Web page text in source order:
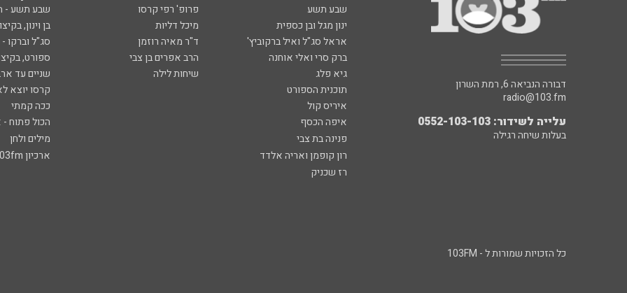
שבע תשע פרופ' רפי קרסו
שבע תשע -
ינון מגל ובן כספית
מיכל דליות
בן וינון,
אראל סג"ל ואיל ברקוביץ'
ד"ר מאיה רוזמן
סג"ל וברקו
ברק סרי ואלי אוחנה
הרב אפרים בן צבי
ספורט,
גיא פלג
שיחות לילה
שניים עד
תוכנית הספורט
קרסו יוצא
איריס קול
ככה קמתי
איפה הכסף
הכול פתוח -
פנינה בת צבי
מילים ולחן
רון קופמן ואריה אלדד
ארכיון 103fm
רז שכניק
דבורה הנביאה 6, רמת השרון
radio@103.fm
עלייה לשידור: 0552-103-103
בעלות שיחה רגילה
כל הזכויות שמורות ל - 103FM